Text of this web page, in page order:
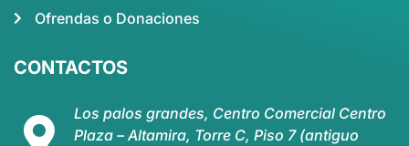
Ofrendas o Donaciones
CONTACTOS
Los palos grandes, Centro Comercial Centro
Plaza – Altamira, Torre C, Piso 7 (antiguo